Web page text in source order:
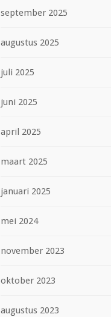
september 2025
augustus 2025
juli 2025
juni 2025
april 2025
maart 2025
januari 2025
mei 2024
november 2023
oktober 2023
augustus 2023